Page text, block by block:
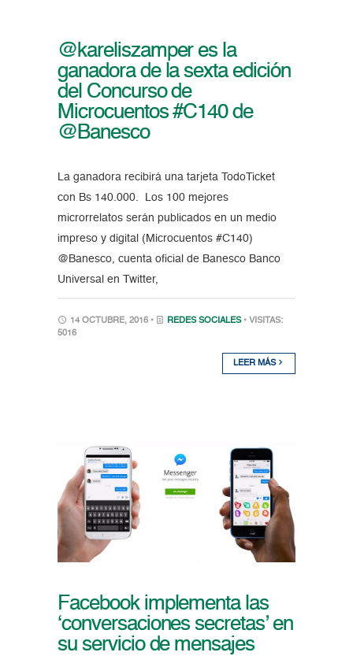
@kareliszamper es la
ganadora de la sexta edición
del Concurso de
Microcuentos #C140 de
@Banesco
La ganadora recibirá una tarjeta TodoTicket
con Bs 140.000. Los 100 mejores
microrrelatos serán publicados en un medio
impreso y digital (Microcuentos #C140)
@Banesco, cuenta oficial de Banesco Banco
Universal en Twitter,
14 OCTUBRE, 2016 • REDES SOCIALES • VISITAS:
5016
LEER MÁS
Facebook implementa las
‘conversaciones secretas’ en
su servicio de mensajes